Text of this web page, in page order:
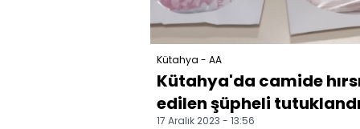
Kütahya - AA
Kütahya'da camide
edilen şüpheli tutuklandı
17 Aralık 2023 - 13:56